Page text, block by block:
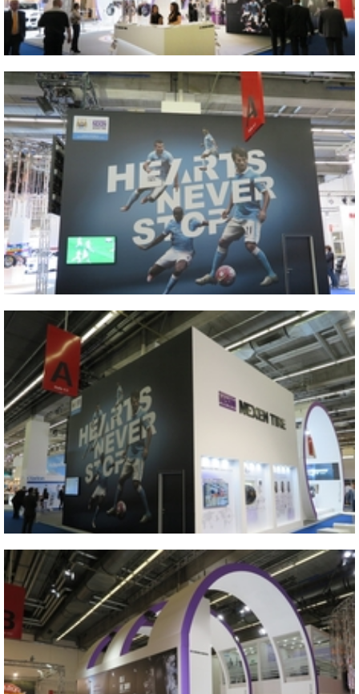
2015 IAA
Vicino
2015 IAA
Vicino
Vicino